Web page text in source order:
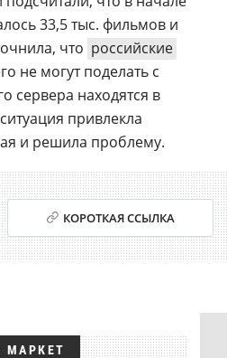
33,5 тыс. фильмов и
что российские
не могут поделать с
сервера находятся в
привлекла
и решила проблему.
КОРОТКАЯ ССЫЛКА
МАРКЕТ